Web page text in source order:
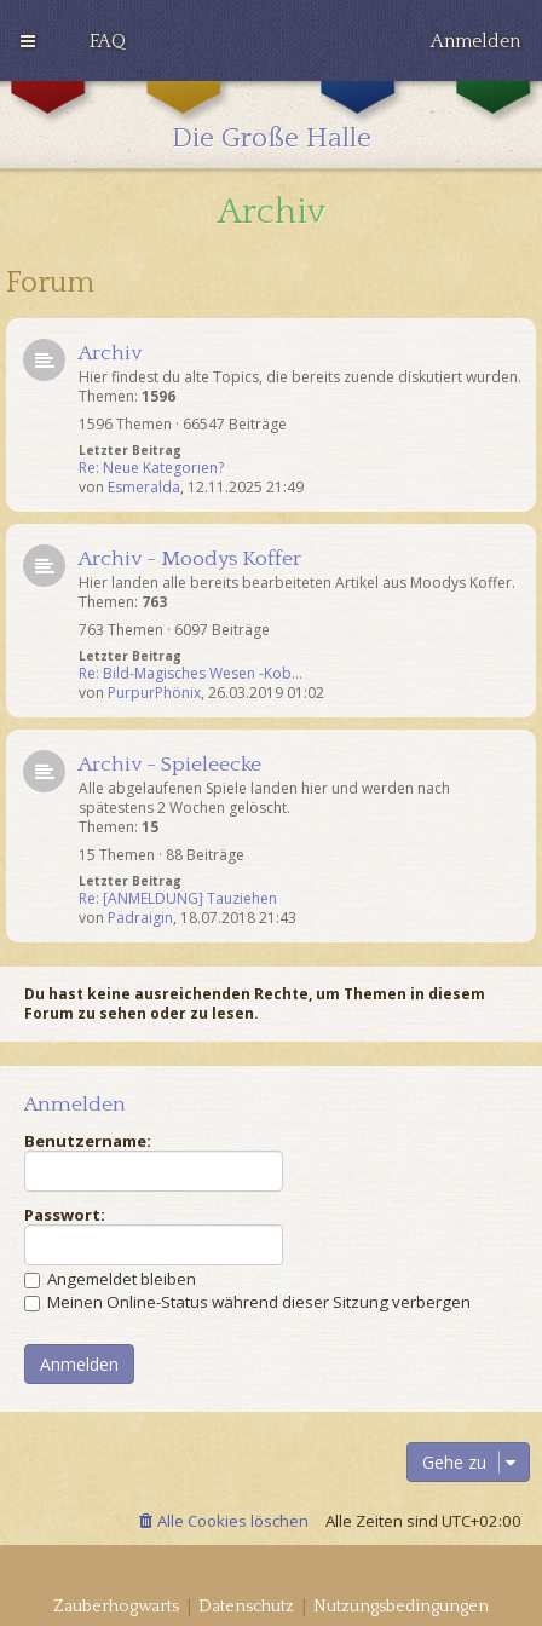
FAQ Anmelden
G
i
H
u
e
R
n
Die Große Halle
Archiv
Forum
Archiv
Hier findest du alte Topics, die bereits zuende diskutiert wurden.
Themen: 1596
1596 Themen · 66547 Beiträge
Letzter Beitrag
Re: Neue Kategorien?
von Esmeralda, 12.11.2025 21:49
Archiv - Moodys Koffer
Hier landen alle bereits bearbeiteten Artikel aus Moodys Koffer.
Themen: 763
763 Themen · 6097 Beiträge
Letzter Beitrag
Re: Bild-Magisches Wesen -Kob…
von PurpurPhönix, 26.03.2019 01:02
Archiv - Spieleecke
Alle abgelaufenen Spiele landen hier und werden nach
spätestens 2 Wochen gelöscht.
Themen: 15
15 Themen · 88 Beiträge
Letzter Beitrag
Re: [ANMELDUNG] Tauziehen
von Padraigin, 18.07.2018 21:43
Du hast keine ausreichenden Rechte, um Themen in diesem
Forum zu sehen oder zu lesen.
Anmelden
Benutzername:
Passwort:
Angemeldet bleiben
Meinen Online-Status während dieser Sitzung verbergen
Gehe zu
Alle Zeiten sind UTC+02:00
Alle Cookies löschen
Zauberhogwarts | Datenschutz | Nutzungsbedingungen